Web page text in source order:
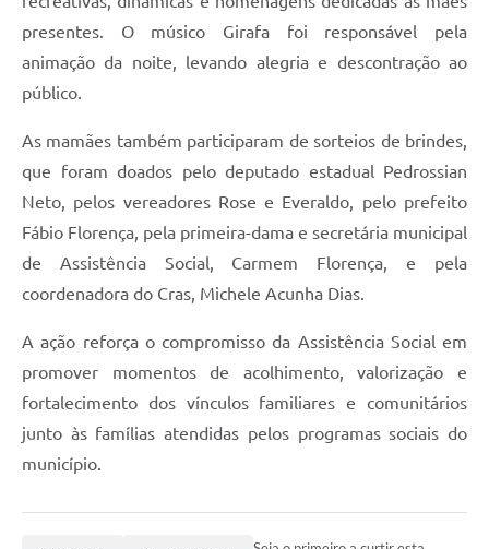
presentes. O músico Girafa foi responsável pela
animação da noite, levando alegria e descontração ao
público.
As mamães também participaram de sorteios de brindes,
que foram doados pelo deputado estadual Pedrossian
Neto, pelos vereadores Rose e Everaldo, pelo prefeito
Fábio Florença, pela primeira-dama e secretária municipal
de Assistência Social, Carmem Florença, e pela
coordenadora do Cras, Michele Acunha Dias.
A ação reforça o compromisso da Assistência Social em
promover momentos de acolhimento, valorização e
fortalecimento dos vínculos familiares e comunitários
junto às famílias atendidas pelos programas sociais do
município.